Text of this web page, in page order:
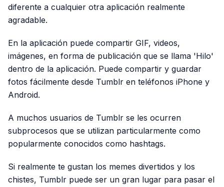
diferente a cualquier otra aplicación realmente
agradable.
En la aplicación puede compartir GIF, videos,
imágenes, en forma de publicación que se llama 'Hilo'
dentro de la aplicación. Puede compartir y guardar
fotos fácilmente desde Tumblr en teléfonos iPhone y
Android.
A muchos usuarios de Tumblr se les ocurren
subprocesos que se utilizan particularmente como
popularmente conocidos como hashtags.
Si realmente te gustan los memes divertidos y los
chistes, Tumblr puede ser un gran lugar para pasar el